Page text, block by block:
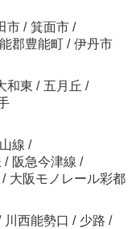
市 / 箕面市 /
郡豊能町 / 伊丹市
和東 / 五月丘 /
線 /
/ 阪急今津線 /
/ 大阪モノレール彩都
川西能勢口 / 少路 /